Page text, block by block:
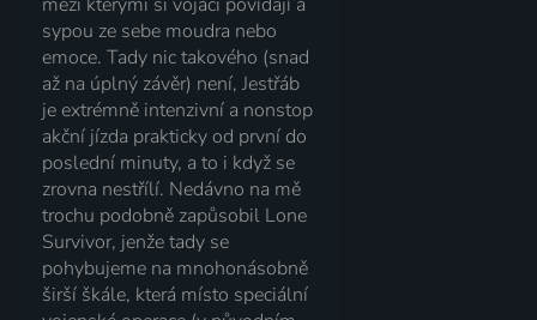
sypou ze sebe moudra nebo
emoce. Tady nic takového (snad
až na úplný závěr) není, Jestřáb
je extrémně intenzivní a nonstop
akční jízda prakticky od první do
poslední minuty, a to i když se
zrovna nestřílí. Nedávno na mě
trochu podobně zapůsobil Lone
Survivor, jenže tady se
pohybujeme na mnohonásobně
širší škále, která místo speciální